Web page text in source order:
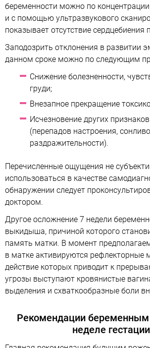
беременности можно по
и с помощью ультразвукового
показывает отсутствие сердцебиения
Заподозрить отклонения в развитии
данном сроке можно по следующим
Снижение болезненности,
груди;
Внезапное прекращение
Исчезновение других
(перепадов настроения,
раздражительности).
Перечисленные ощущения не
использоваться в качестве
обнаружении следует
доктором.
Другое осложнение 7 недели
выкидыша, причиной которого
память матки. В момент
в матке активируются рефлекторные
действие которых приводит к
угрозы выступают кровянистые
выделения и схваткообразные боли
Рекомендации
неделе гестации